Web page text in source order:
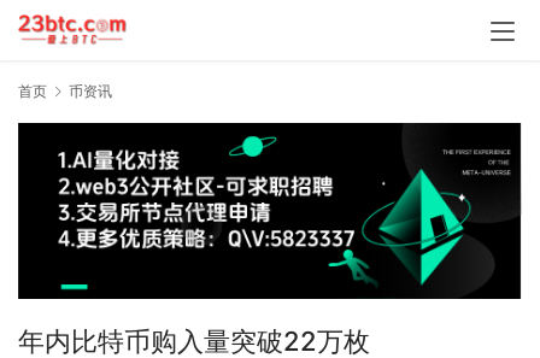
首页 币资讯
年内比特币购入量突破22万枚